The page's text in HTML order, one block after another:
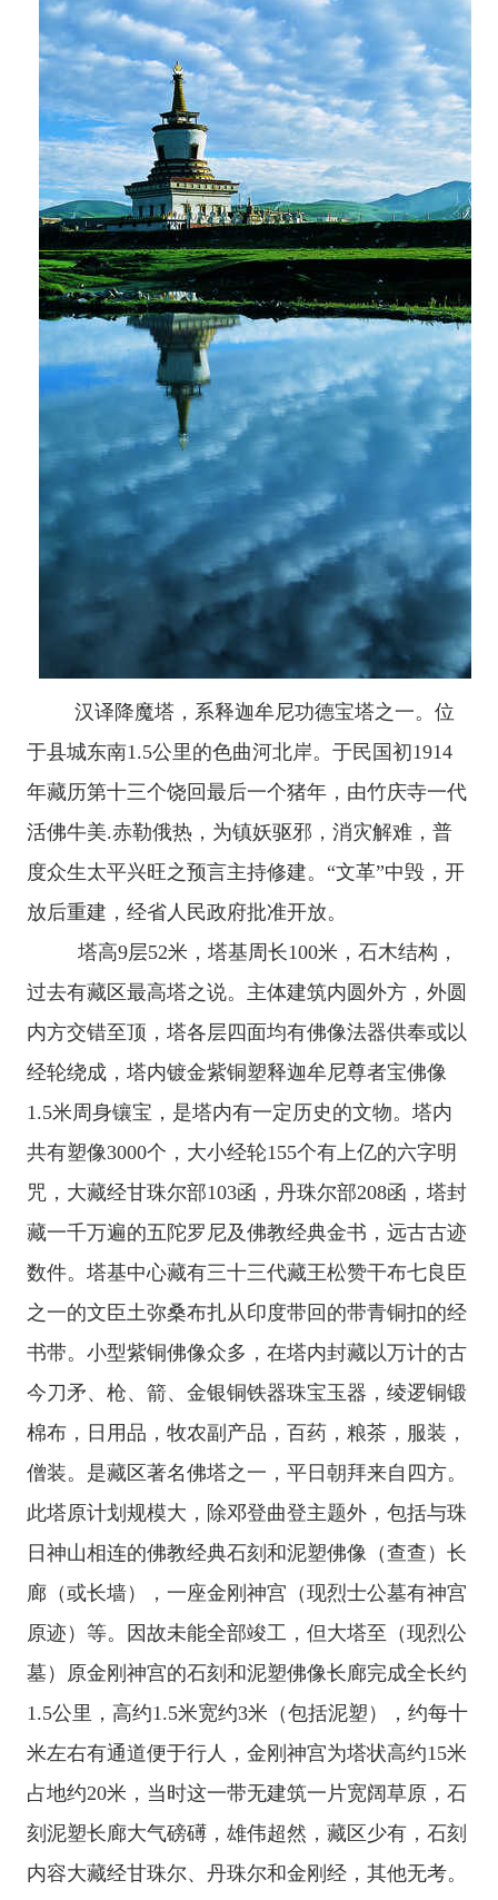
汉译降魔塔，系释迦牟尼功德宝塔之一。位
于县城东南1.5公里的色曲河北岸。于民国初1914
年藏历第十三个饶回最后一个猪年，由竹庆寺一代
活佛牛美.赤勒俄热，为镇妖驱邪，消灾解难，普
度众生太平兴旺之预言主持修建。“文革”中毁，开
放后重建，经省人民政府批准开放。
塔高9层52米，塔基周长100米，石木结构，
过去有藏区最高塔之说。主体建筑内圆外方，外圆
内方交错至顶，塔各层四面均有佛像法器供奉或以
经轮绕成，塔内镀金紫铜塑释迦牟尼尊者宝佛像
1.5米周身镶宝，是塔内有一定历史的文物。塔内
共有塑像3000个，大小经轮155个有上亿的六字明
咒，大藏经甘珠尔部103函，丹珠尔部208函，塔封
藏一千万遍的五陀罗尼及佛教经典金书，远古古迹
数件。塔基中心藏有三十三代藏王松赞干布七良臣
之一的文臣土弥桑布扎从印度带回的带青铜扣的经
书带。小型紫铜佛像众多，在塔内封藏以万计的古
今刀矛、枪、箭、金银铜铁器珠宝玉器，绫逻铜锻
棉布，日用品，牧农副产品，百药，粮茶，服装，
僧装。是藏区著名佛塔之一，平日朝拜来自四方。
此塔原计划规模大，除邓登曲登主题外，包括与珠
日神山相连的佛教经典石刻和泥塑佛像（查查）长
廊（或长墙），一座金刚神宫（现烈士公墓有神宫
原迹）等。因故未能全部竣工，但大塔至（现烈公
墓）原金刚神宫的石刻和泥塑佛像长廊完成全长约
1.5公里，高约1.5米宽约3米（包括泥塑），约每十
米左右有通道便于行人，金刚神宫为塔状高约15米
占地约20米，当时这一带无建筑一片宽阔草原，石
刻泥塑长廊大气磅礡，雄伟超然，藏区少有，石刻
内容大藏经甘珠尔、丹珠尔和金刚经，其他无考。